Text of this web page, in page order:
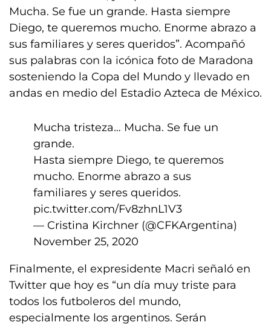
Mucha. Se fue un grande. Hasta siempre
Diego, te queremos mucho. Enorme abrazo a
sus familiares y seres queridos”. Acompañó
sus palabras con la icónica foto de Maradona
sosteniendo la Copa del Mundo y llevado en
andas en medio del Estadio Azteca de México.
Mucha tristeza… Mucha. Se fue un
grande.
Hasta siempre Diego, te queremos
mucho. Enorme abrazo a sus
familiares y seres queridos.
pic.twitter.com/Fv8zhnL1V3
— Cristina Kirchner (@CFKArgentina)
November 25, 2020
Finalmente, el expresidente Macri señaló en
Twitter que hoy es “un día muy triste para
todos los futboleros del mundo,
especialmente los argentinos. Serán